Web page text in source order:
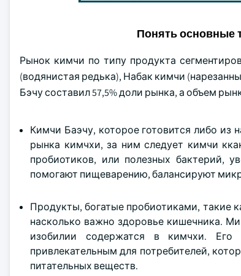
Понять основные
Рынок кимчи по типу продукта
(водянистая редька), Набак кимчи
Бэчу составил 57,5% доли рынка, а объем
Кимчи Баэчу, которое готовится либо из
рынка кимчхи, за ним следует кимчи
пробиотиков, или полезных бактерий,
помогают пищеварению, балансируют
Продукты, богатые пробиотиками, такие
насколько важно здоровье кишечника.
изобилии содержатся в кимчхи. Его
привлекательным для потребителей,
питательных веществ.